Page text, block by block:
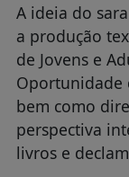
A ideia do
a produção
de Jovens e
Oportunidade
bem como
perspectiva
livros e